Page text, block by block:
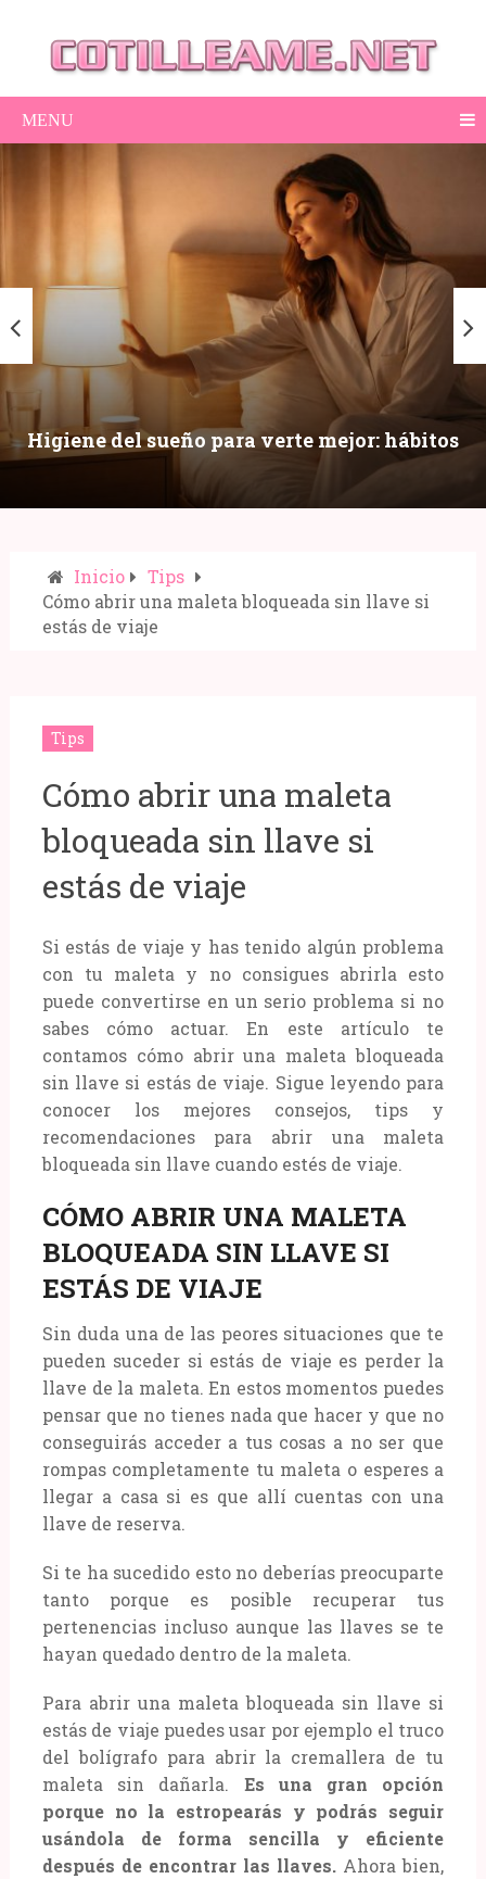
MENU
Higiene del sueño para verte mejor: hábitos
nocturnos que mejoran piel, ojeras y energía
Inicio
Tips
Cómo abrir una maleta bloqueada sin llave si
estás de viaje
Tips
Cómo abrir una maleta
bloqueada sin llave si
estás de viaje
Si estás de viaje y has tenido algún problema
con tu maleta y no consigues abrirla esto
puede convertirse en un serio problema si no
sabes cómo actuar. En este artículo te
contamos cómo abrir una maleta bloqueada
sin llave si estás de viaje. Sigue leyendo para
conocer los mejores consejos, tips y
recomendaciones para abrir una maleta
bloqueada sin llave cuando estés de viaje.
CÓMO ABRIR UNA MALETA
BLOQUEADA SIN LLAVE SI
ESTÁS DE VIAJE
Sin duda una de las peores situaciones que te
pueden suceder si estás de viaje es perder la
llave de la maleta. En estos momentos puedes
pensar que no tienes nada que hacer y que no
conseguirás acceder a tus cosas a no ser que
rompas completamente tu maleta o esperes a
llegar a casa si es que allí cuentas con una
llave de reserva.
Si te ha sucedido esto no deberías preocuparte
tanto porque es posible recuperar tus
pertenencias incluso aunque las llaves se te
hayan quedado dentro de la maleta.
Para abrir una maleta bloqueada sin llave si
estás de viaje puedes usar por ejemplo el truco
del bolígrafo para abrir la cremallera de tu
maleta sin dañarla. Es una gran opción
porque no la estropearás y podrás seguir
usándola de forma sencilla y eficiente
después de encontrar las llaves. Ahora bien,